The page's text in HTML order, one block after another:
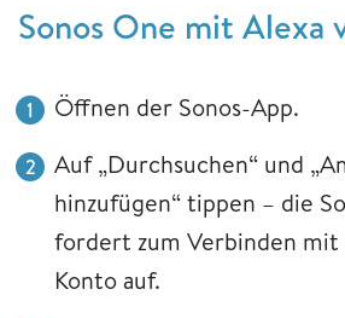
Sonos One mit Alexa
Öffnen der Sonos-App.
Auf „Durchsuchen“ und
hinzufügen“ tippen – die
fordert zum Verbinden mit
Konto auf.